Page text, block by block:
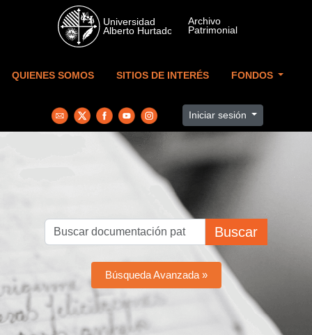
Skip to main content
QUIENES SOMOS SITIOS DE INTERÉS FONDOS
Iniciar sesión
Buscar
Búsqueda Avanzada »